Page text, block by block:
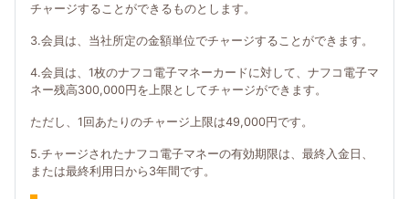
チャージすることができるものとします。
3.会員は、当社所定の金額単位でチャージすることができます。
4.会員は、1枚のナフコ電子マネーカードに対して、ナフコ電子マ
ネー残高300,000円を上限としてチャージができます。
ただし、1回あたりのチャージ上限は49,000円です。
5.チャージされたナフコ電子マネーの有効期限は、最終入金日、
または最終利用日から3年間です。